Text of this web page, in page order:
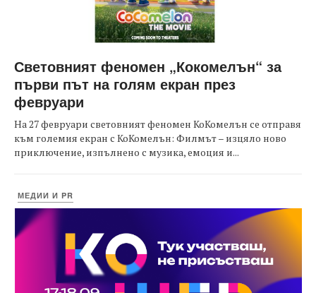
Световният феномен „Кокомелън“ за
първи път на голям екран през
февруари
На 27 февруари световният феномен КоКомелън се отправя
към големия екран с КоКомелън: Филмът – изцяло ново
приключение, изпълнено с музика, емоция и...
МЕДИИ И PR